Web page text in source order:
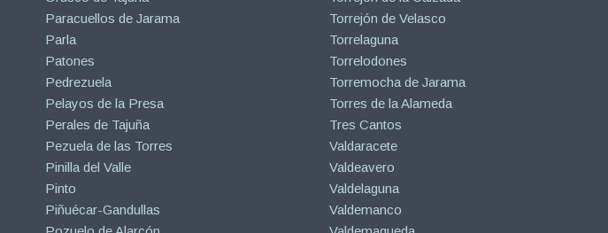
Paracuellos de Jarama
Parla
Patones
Pedrezuela
Pelayos de la Presa
Perales de Tajuña
Pezuela de las Torres
Pinilla del Valle
Pinto
Piñuécar-Gandullas
Torrejón de Velasco
Torrelaguna
Torrelodones
Torremocha de Jarama
Torres de la Alameda
Tres Cantos
Valdaracete
Valdeavero
Valdelaguna
Valdemanco